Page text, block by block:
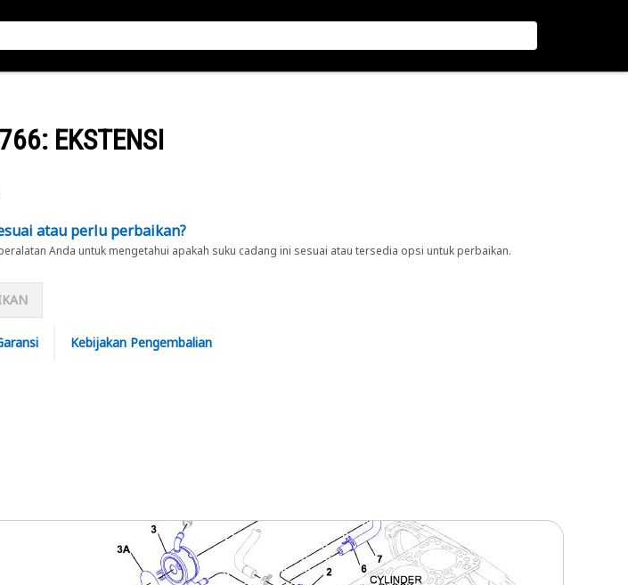
: EKSTENSI
atau perlu perbaikan?
Anda untuk mengetahui apakah suku cadang ini sesuai atau tersedia opsi untuk perbaikan.
Kebijakan Pengembalian